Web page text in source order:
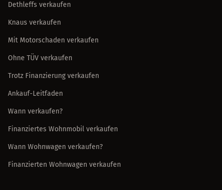
Dethleffs verkaufen
Knaus verkaufen
Mit Motorschaden verkaufen
Ohne TÜV verkaufen
Trotz Finanzierung verkaufen
Ankauf-Leitfaden
Wann verkaufen?
Finanziertes Wohnmobil verkaufen
Wann Wohnwagen verkaufen?
Finanzierten Wohnwagen verkaufen